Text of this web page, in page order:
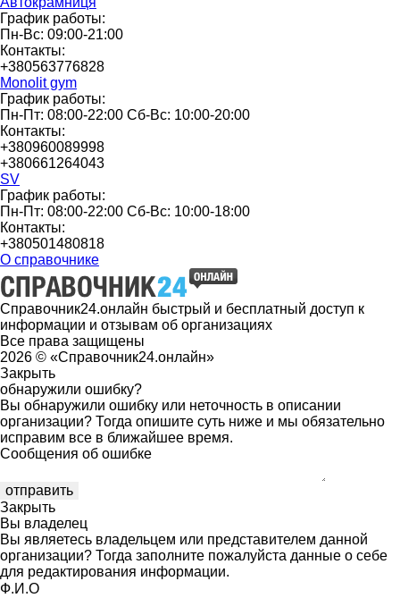
График работы:
Пн-Вс: 09:00-21:00
Контакты:
+380563776828
Monolit gym
График работы:
Пн-Пт: 08:00-22:00 Сб-Вс: 10:00-20:00
Контакты:
+380960089998
+380661264043
SV
График работы:
Пн-Пт: 08:00-22:00 Сб-Вс: 10:00-18:00
Контакты:
+380501480818
О справочнике
Справочник24.онлайн быстрый и бесплатный доступ к
информации и отзывам об организациях
Все права защищены
2026 © «Справочник24.онлайн»
Закрыть
обнаружили ошибку?
Вы обнаружили ошибку или неточность в описании
организации? Тогда опишите суть ниже и мы обязательно
исправим все в ближайшее время.
Сообщения об ошибке
Закрыть
Вы владелец
Вы являетесь владельцем или представителем данной
организации? Тогда заполните пожалуйста данные о себе
для редактирования информации.
Ф.И.О